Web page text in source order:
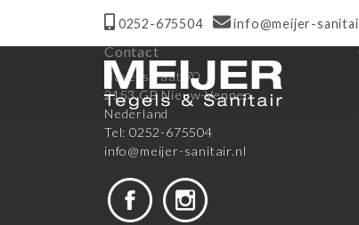
0252-675504 info@meijer-
Contact
Haverstraat 70
2153 GB Nieuw-Vennep
Nederland
Tel: 0252-675504
info@meijer-sanitair.nl